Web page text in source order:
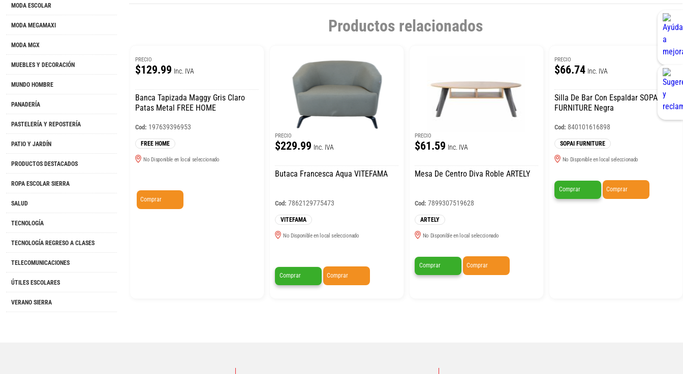
MODA ESCOLAR
MODA MEGAMAXI
MODA MGX
MUEBLES Y DECORACIÓN
MUNDO HOMBRE
PANADERÍA
PASTELERÍA Y REPOSTERÍA
PATIO Y JARDÍN
PRODUCTOS DESTACADOS
ROPA ESCOLAR SIERRA
SALUD
TECNOLOGÍA
TECNOLOGÍA REGRESO A CLASES
TELECOMUNICACIONES
ÚTILES ESCOLARES
VERANO SIERRA
Productos relacionados
PRECIO
$129.99 Inc. IVA
Banca Tapizada Maggy Gris Claro
Patas Metal FREE HOME
Cod: 197639396953
FREE HOME
No Disponible en local seleccionado
Comprar
PRECIO
$229.99 Inc. IVA
Butaca Francesca Aqua VITEFAMA
Cod: 7862129775473
VITEFAMA
No Disponible en local seleccionado
Comprar Comprar
PRECIO
$61.59 Inc. IVA
Mesa De Centro Diva Roble ARTELY
Cod: 7899307519628
ARTELY
No Disponible en local seleccionado
Comprar Comprar
PRECIO
$66.74 Inc. IVA
Silla De Bar Con Espaldar SOPAI
FURNITURE Negra
Cod: 840101616898
SOPAI FURNITURE
No Disponible en local seleccionado
Comprar Comprar